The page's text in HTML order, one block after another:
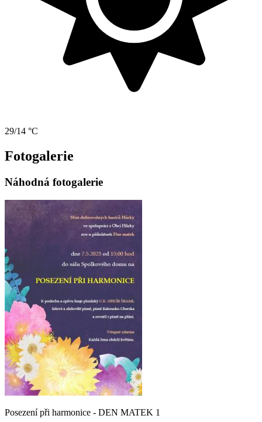
29/14 °C
Fotogalerie
Náhodná fotogalerie
Posezení při harmonice - DEN MATEK 1